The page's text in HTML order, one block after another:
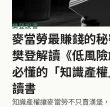
樊登說書
麥當勞最賺錢的
樊登解讀《低風
必懂的「知識產
讀書
知識產權讓麥當勞不只賣漢堡